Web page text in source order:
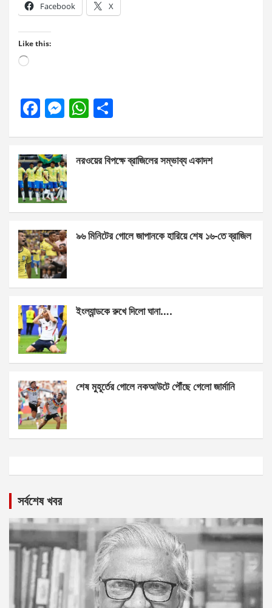
Facebook X
Like this:
Loading…
F
b
o
o
k
M
n
g
er
W
s
p
e
নরওয়ের বিপক্ষে ব্রাজিলের সম্ভাব্য একাদশ
৯৬ মিনিটের গোলে জাপানকে হারিয়ে শেষ ১৬-তে ব্রাজিল
ইংল্যান্ডকে রুখে দিলো ঘানা….
শেষ মুহূর্তের গোলে নকআউটে পৌঁছে গেলো জার্মানি
সর্বশেষ খবর